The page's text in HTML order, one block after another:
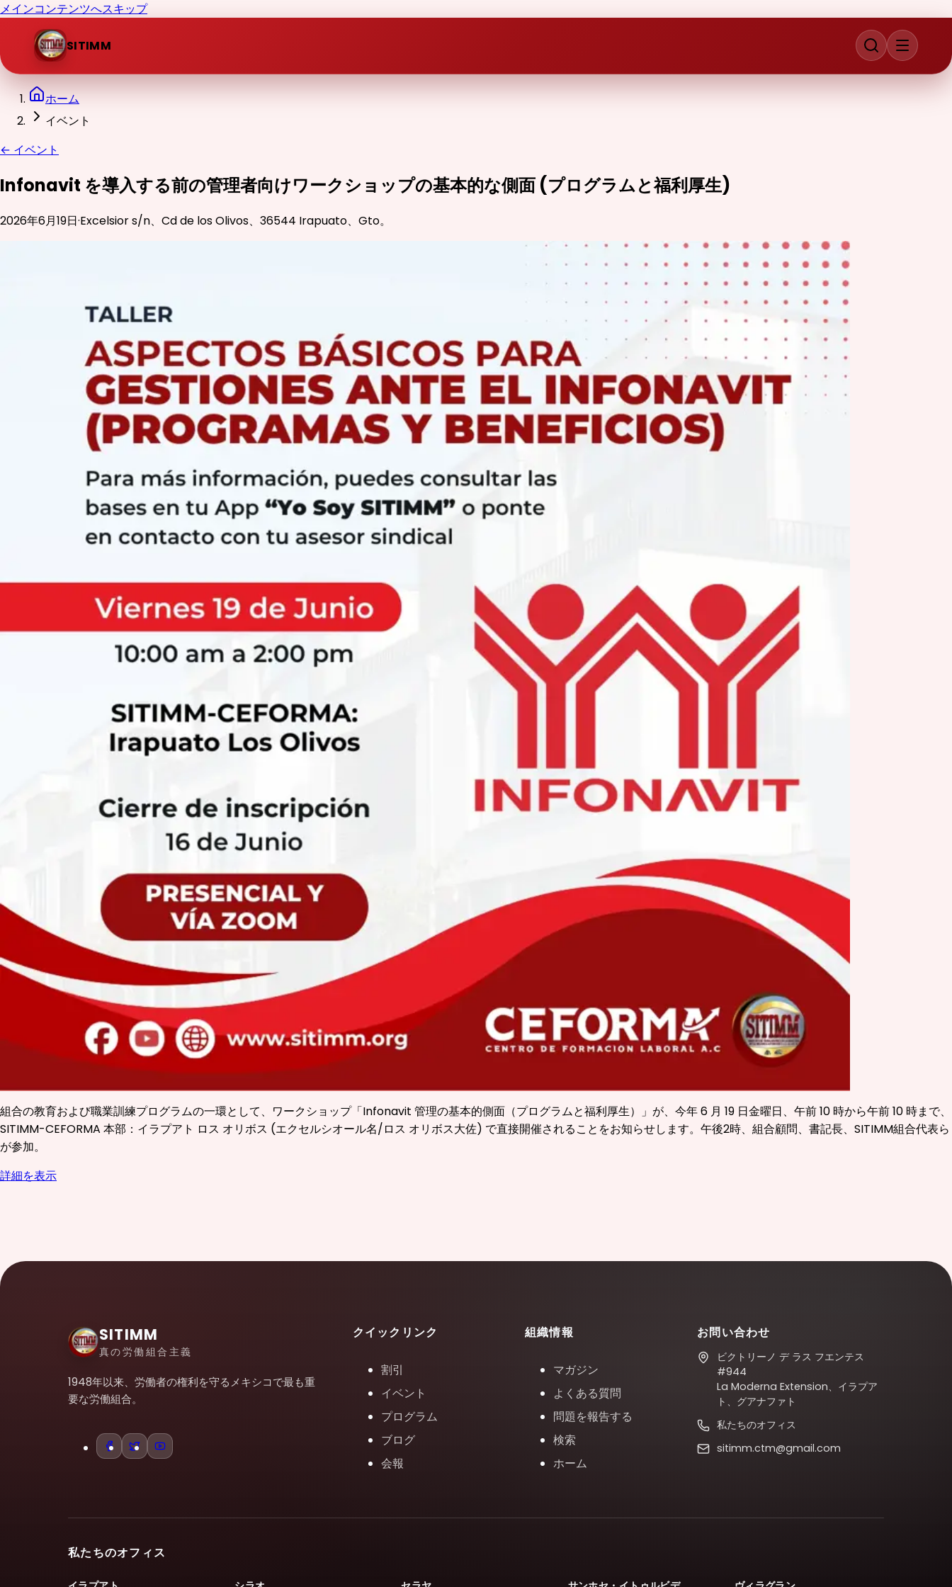
メインコンテンツへスキップ
SITIMM
ホーム
イベント
← イベント
Infonavit を導入する前の管理者向けワークショップの基本的な側面 (プログラムと福利厚生)
2026年6月19日·Excelsior s/n、Cd de los Olivos、36544 Irapuato、Gto。
組合の教育および職業訓練プログラムの一環として、ワークショップ「Infonavit 管理の基本的側面（プログラムと福利厚生）」が、今年 6 月 19 日金曜日、午前 10 時から午前 10 時まで、
SITIMM-CEFORMA 本部：イラプアト ロス オリボス (エクセルシオール名/ロス オリボス大佐) で直接開催されることをお知らせします。午後2時、組合顧問、書記長、SITIMM組合代表ら
が参加。
詳細を表示
SITIMM
真の労働組合主義
1948年以来、労働者の権利を守るメキシコで最も重
要な労働組合。
クイックリンク
割引
イベント
プログラム
ブログ
会報
組織情報
マガジン
よくある質問
問題を報告する
検索
ホーム
お問い合わせ
ビクトリーノ デ ラス フエンテス
#944
La Moderna Extension、イラプア
ト、グアナファト
私たちのオフィス
sitimm.ctm@gmail.com
私たちのオフィス